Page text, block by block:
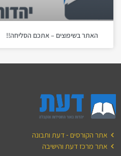
האתר בשיפוצים – אתכם הסליחה!!
אתר הקורסים - דעת ותבונה
אתר מרכז דעת והישיבה